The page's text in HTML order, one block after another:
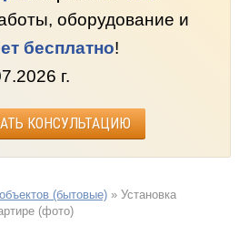
оборудование и
бесплатно!
г.
КОНСУЛЬТАЦИЮ
(бытовые) » Установка
(фото)